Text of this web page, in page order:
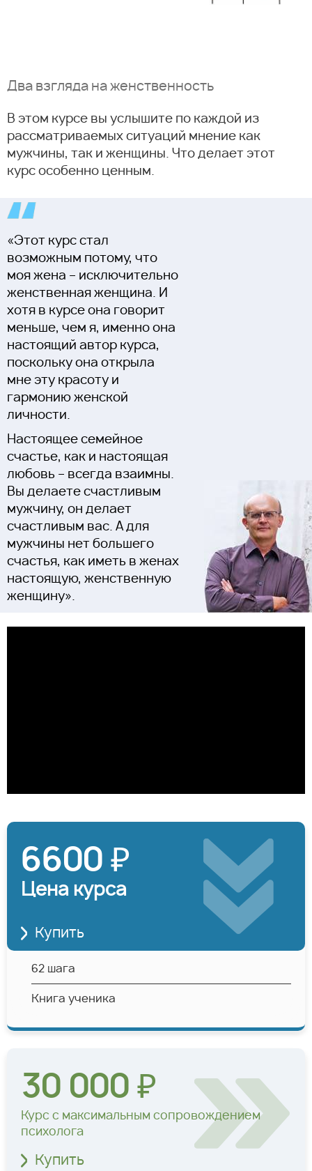
Два взгляда на женственность
В этом курсе вы услышите по каждой из
рассматриваемых ситуаций мнение как
мужчины, так и женщины. Что делает этот
курс особенно ценным.
«Этот курс стал
возможным потому, что
моя жена – исключительно
женственная женщина. И
хотя в курсе она говорит
меньше, чем я, именно она
настоящий автор курса,
поскольку она открыла
мне эту красоту и
гармонию женской
личности.
Настоящее семейное
счастье, как и настоящая
любовь – всегда взаимны.
Вы делаете счастливым
мужчину, он делает
счастливым вас. А для
мужчины нет большего
счастья, как иметь в женах
настоящую, женственную
женщину».
6600 ₽
Цена курса
Купить
62 шага
Книга ученика
30 000 ₽
Курс с максимальным сопровождением
психолога
Купить